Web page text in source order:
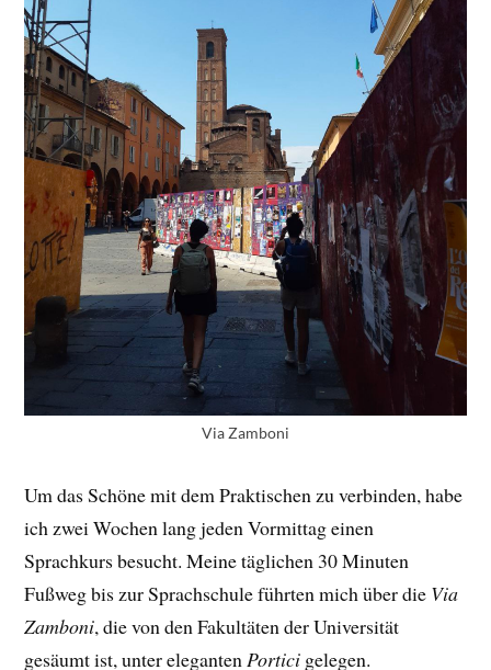
Via Zamboni
Um das Schöne mit dem Praktischen zu verbinden, habe
ich zwei Wochen lang jeden Vormittag einen
Sprachkurs besucht. Meine täglichen 30 Minuten
Fußweg bis zur Sprachschule führten mich über die Via
Zamboni, die von den Fakultäten der Universität
gesäumt ist, unter elegantenPortici gelegen.